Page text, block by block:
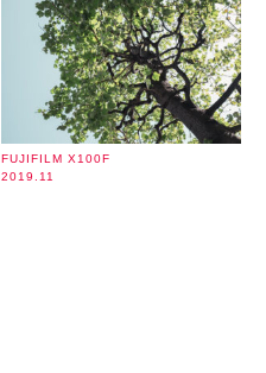
FUJIFILM X100F
2019.11